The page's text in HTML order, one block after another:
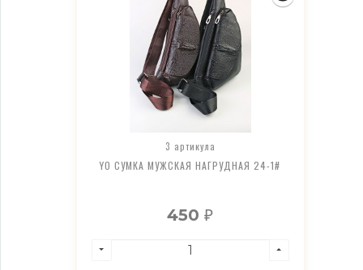
3 артикула
YO СУМКА МУЖСКАЯ НАГРУДНАЯ 24-1#
450₽